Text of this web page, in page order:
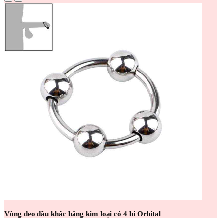
Vòng đeo đầu khấc bằng kim loại có 4 bi Orbital